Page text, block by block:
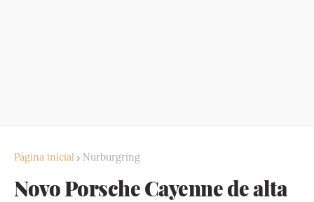
Página inicial Nurburgring
Novo Porsche Cayenne de alta